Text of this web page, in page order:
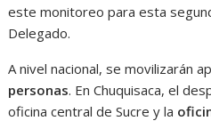
este monitoreo para esta
Delegado.
A nivel nacional, se movilizarán
personas. En Chuquisaca, el
oficina central de Sucre y la